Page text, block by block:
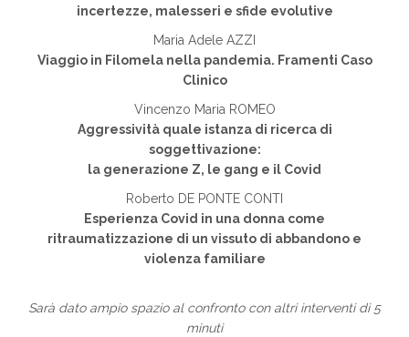
incertezze, malesseri e sfide evolutive
Maria Adele AZZI
Viaggio in Filomela nella pandemia. Framenti Caso
Clinico
Vincenzo Maria ROMEO
Aggressività quale istanza di ricerca di
soggettivazione:
la generazione Z, le gang e il Covid
Roberto DE PONTE CONTI
Esperienza Covid in una donna come
ritraumatizzazione di un vissuto di abbandono e
violenza familiare
Sarà dato ampio spazio al confronto con altri interventi di 5
minuti